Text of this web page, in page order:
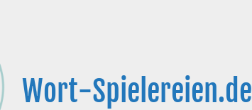
Wort-Spielereien.de